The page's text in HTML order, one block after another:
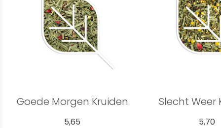
Goede Morgen Kruiden
5,65
Slecht Weer
5,70